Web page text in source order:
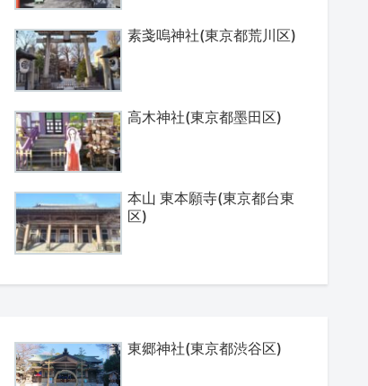
素戔嗚神社(東京都荒川区)
高木神社(東京都墨田区)
本山 東本願寺(東京都台東
区)
東郷神社(東京都渋谷区)